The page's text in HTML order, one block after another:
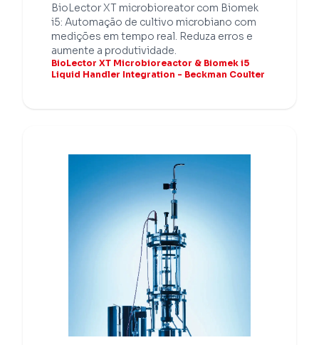
BioLector XT microbioreator com Biomek
i5: Automação de cultivo microbiano com
medições em tempo real. Reduza erros e
aumente a produtividade.
BioLector XT Microbioreactor & Biomek i5
Liquid Handler Integration - Beckman Coulter